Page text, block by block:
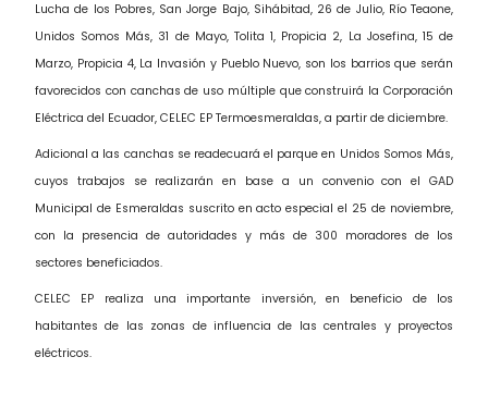
Lucha de los Pobres, San Jorge Bajo, Sihábitad, 26 de Julio, Río Teaone,
Unidos Somos Más, 31 de Mayo, Tolita 1, Propicia 2, La Josefina, 15 de
Marzo, Propicia 4, La Invasión y Pueblo Nuevo, son los barrios que serán
favorecidos con canchas de uso múltiple que construirá la Corporación
Eléctrica del Ecuador, CELEC EP Termoesmeraldas, a partir de diciembre.
Adicional a las canchas se readecuará el parque en Unidos Somos Más,
cuyos trabajos se realizarán en base a un convenio con el GAD
Municipal de Esmeraldas suscrito en acto especial el 25 de noviembre,
con la presencia de autoridades y más de 300 moradores de los
sectores beneficiados.
CELEC EP realiza una importante inversión, en beneficio de los
habitantes de las zonas de influencia de las centrales y proyectos
eléctricos.